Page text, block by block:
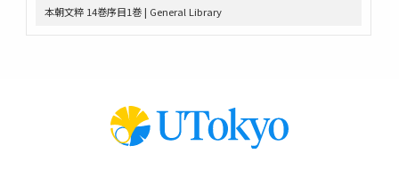
蟇目之口决
傳經樓經説 (存1巻)
新譯大西洋撿夫爾日本志圗解
本朝文粹 14巻序目1巻 | General Library